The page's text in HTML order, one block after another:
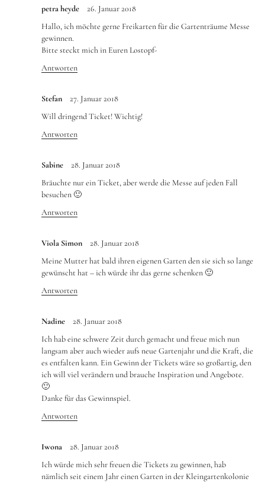
petra heyde
26. Januar 2018
Hallo, ich möchte gerne Freikarten für die Gartenträume Messe
gewinnen.
Bitte steckt mich in Euren Lostopf-
Antworten
Stefan
27. Januar 2018
Will dringend Ticket! Wichtig!
Antworten
Sabine
28. Januar 2018
Bräuchte nur ein Ticket, aber werde die Messe auf jeden Fall
besuchen 🙂
Antworten
Viola Simon
28. Januar 2018
Meine Mutter hat bald ihren eigenen Garten den sie sich so lange
gewünscht hat – ich würde ihr das gerne schenken 🙂
Antworten
Nadine
28. Januar 2018
Ich hab eine schwere Zeit durch gemacht und freue mich nun
langsam aber auch wieder aufs neue Gartenjahr und die Kraft, die
es entfalten kann. Ein Gewinn der Tickets wäre so großartig, den
ich will viel verändern und brauche Inspiration und Angebote.
🙂
Danke für das Gewinnspiel.
Antworten
Iwona
28. Januar 2018
Ich würde mich sehr freuen die Tickets zu gewinnen, hab
nämlich seit einem Jahr einen Garten in der Kleingartenkolonie